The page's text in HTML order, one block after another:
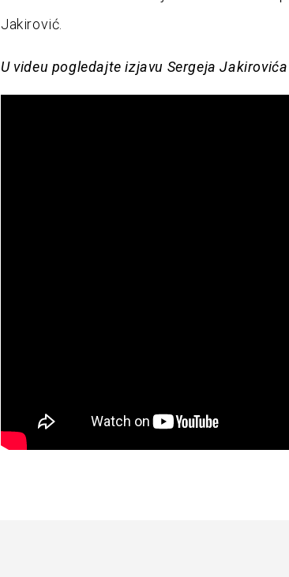
Jakirović.
U videu pogledajte izjavu Sergeja Jakirovića